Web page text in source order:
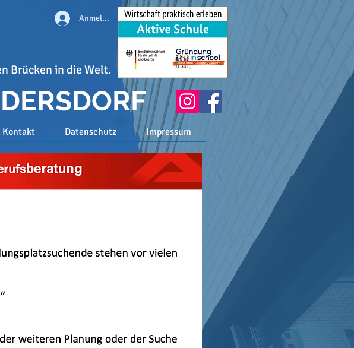
Anmelden
Brücken in die Welt.
Kontakt Datenschutz Impressum